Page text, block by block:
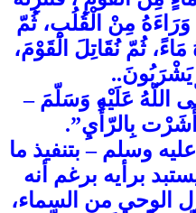
مِنْ الْقُلُبِ، ثُمّ
ثُمّ نُقَاتِلَ الْقَوْمَ،
اللّهُ عَلَيْهِ وَسَلّمَ –
بِالرّأْيِ”.
وسلم – بتنفيذ ما
برأيه برغم أنه
الوحي من السماء،